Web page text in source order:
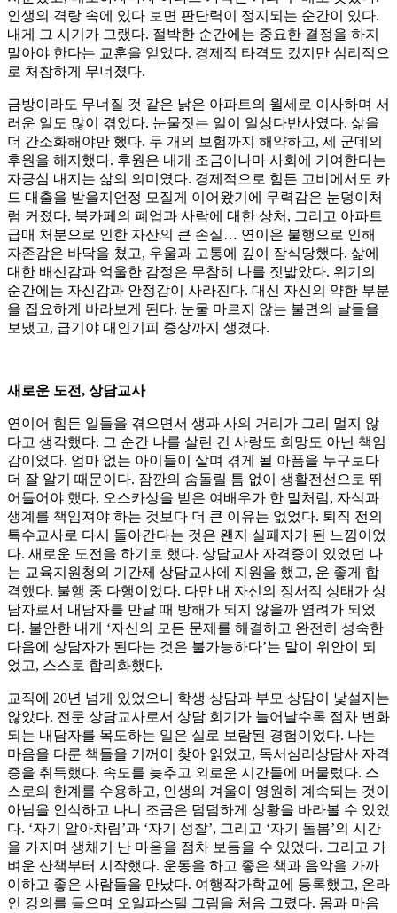
인생의 격랑 속에 있다 보면 판단력이 정지되는 순간이 있다.
내게 그 시기가 그랬다. 절박한 순간에는 중요한 결정을 하지
말아야 한다는 교훈을 얻었다. 경제적 타격도 컸지만 심리적으
로 처참하게 무너졌다.
금방이라도 무너질 것 같은 낡은 아파트의 월세로 이사하며 서
러운 일도 많이 겪었다. 눈물짓는 일이 일상다반사였다. 삶을
더 간소화해야만 했다. 두 개의 보험까지 해약하고, 세 군데의
후원을 해지했다. 후원은 내게 조금이나마 사회에 기여한다는
자긍심 내지는 삶의 의미였다. 경제적으로 힘든 고비에서도 카
드 대출을 받을지언정 모질게 이어왔기에 무력감은 눈덩이처
럼 커졌다. 북카페의 폐업과 사람에 대한 상처, 그리고 아파트
급매 처분으로 인한 자산의 큰 손실… 연이은 불행으로 인해
자존감은 바닥을 쳤고, 우울과 고통에 깊이 잠식당했다. 삶에
대한 배신감과 억울한 감정은 무참히 나를 짓밟았다. 위기의
순간에는 자신감과 안정감이 사라진다. 대신 자신의 약한 부분
을 집요하게 바라보게 된다. 눈물 마르지 않는 불면의 날들을
보냈고, 급기야 대인기피 증상까지 생겼다.
새로운 도전, 상담교사
연이어 힘든 일들을 겪으면서 생과 사의 거리가 그리 멀지 않
다고 생각했다. 그 순간 나를 살린 건 사랑도 희망도 아닌 책임
감이었다. 엄마 없는 아이들이 살며 겪게 될 아픔을 누구보다
더 잘 알기 때문이다. 잠깐의 숨돌릴 틈 없이 생활전선으로 뛰
어들어야 했다. 오스카상을 받은 여배우가 한 말처럼, 자식과
생계를 책임져야 하는 것보다 더 큰 이유는 없었다. 퇴직 전의
특수교사로 다시 돌아간다는 것은 왠지 실패자가 된 느낌이었
다. 새로운 도전을 하기로 했다. 상담교사 자격증이 있었던 나
는 교육지원청의 기간제 상담교사에 지원을 했고, 운 좋게 합
격했다. 불행 중 다행이었다. 다만 내 자신의 정서적 상태가 상
담자로서 내담자를 만날 때 방해가 되지 않을까 염려가 되었
다. 불안한 내게 ‘자신의 모든 문제를 해결하고 완전히 성숙한
다음에 상담자가 된다는 것은 불가능하다’는 말이 위안이 되
었고, 스스로 합리화했다.
교직에 20년 넘게 있었으니 학생 상담과 부모 상담이 낯설지는
않았다. 전문 상담교사로서 상담 회기가 늘어날수록 점차 변화
되는 내담자를 목도하는 일은 실로 보람된 경험이었다. 나는
마음을 다룬 책들을 기꺼이 찾아 읽었고, 독서심리상담사 자격
증을 취득했다. 속도를 늦추고 외로운 시간들에 머물렀다. 스
스로의 한계를 수용하고, 인생의 겨울이 영원히 계속되는 것이
아님을 인식하고 나니 조금은 덤덤하게 상황을 바라볼 수 있었
다. ‘자기 알아차림’과 ‘자기 성찰’, 그리고 ‘자기 돌봄’의 시간
을 가지며 생채기 난 마음을 점차 보듬을 수 있었다. 그리고 가
벼운 산책부터 시작했다. 운동을 하고 좋은 책과 음악을 가까
이하고 좋은 사람들을 만났다. 여행작가학교에 등록했고, 온라
인 강의를 들으며 오일파스텔 그림을 처음 그렸다. 몸과 마음